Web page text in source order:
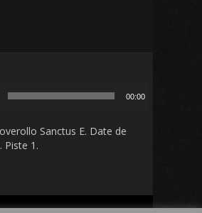
00:00
Sanctus E. Date de
Piste 1.